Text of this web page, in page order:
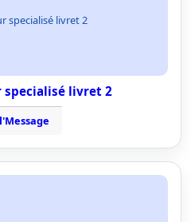
specialisé livret 2
specialisé livret 2